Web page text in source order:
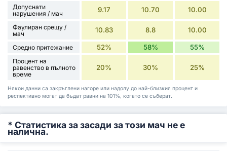
Допуснати
нарушения / мач
9.17 10.70 10.00
Фаулиран срещу /
мач
10.83 8.8 10.00
Средно притежание 52% 58% 55%
Процент на
равенство в пълното
време
20% 30% 25%
Някои данни са закръглени нагоре или надолу до най-близкия процент и
респективно могат да бъдат равни на 101%, когато се съберат.
* Статистика за засади за този мач не е
налична.